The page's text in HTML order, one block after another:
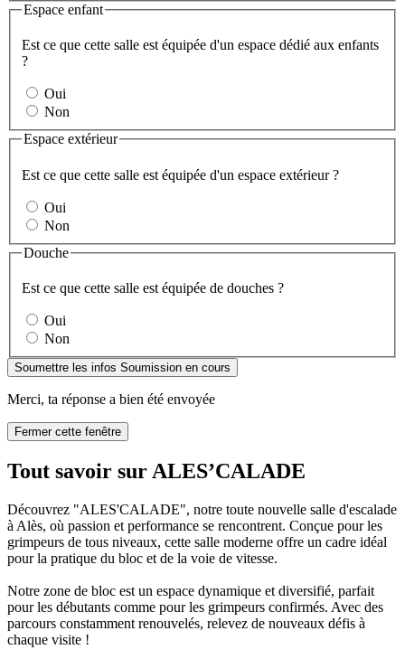
Espace enfant
Est ce que cette salle est équipée d'un espace dédié aux enfants
?
Oui
Non
Espace extérieur
Est ce que cette salle est équipée d'un espace extérieur ?
Oui
Non
Douche
Est ce que cette salle est équipée de douches ?
Oui
Non
Soumettre les infos Soumission en cours
Merci, ta réponse a bien été envoyée
Fermer cette fenêtre
Tout savoir sur ALES’CALADE
Découvrez "ALES'CALADE", notre toute nouvelle salle d'escalade
à Alès, où passion et performance se rencontrent. Conçue pour les
grimpeurs de tous niveaux, cette salle moderne offre un cadre idéal
pour la pratique du bloc et de la voie de vitesse.
Notre zone de bloc est un espace dynamique et diversifié, parfait
pour les débutants comme pour les grimpeurs confirmés. Avec des
parcours constamment renouvelés, relevez de nouveaux défis à
chaque visite !